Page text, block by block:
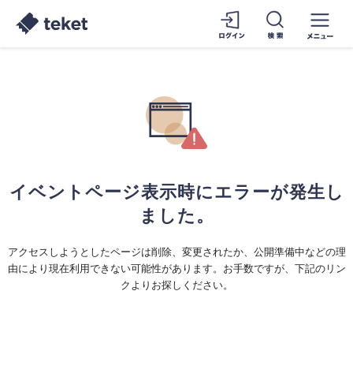
イベントページ表示時にエラーが発生し
ました。
アクセスしようとしたページは削除、変更されたか、公開準備中などの理
由により現在利用できない可能性があります。お手数ですが、下記のリン
クよりお探しください。